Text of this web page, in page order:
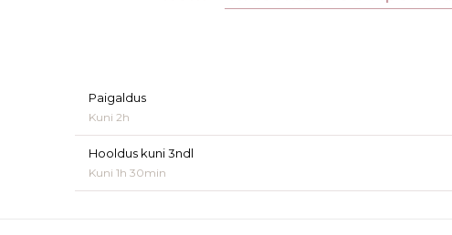
Paigaldus
Kuni 2h
Hooldus kuni 3ndl
Kuni 1h 30min